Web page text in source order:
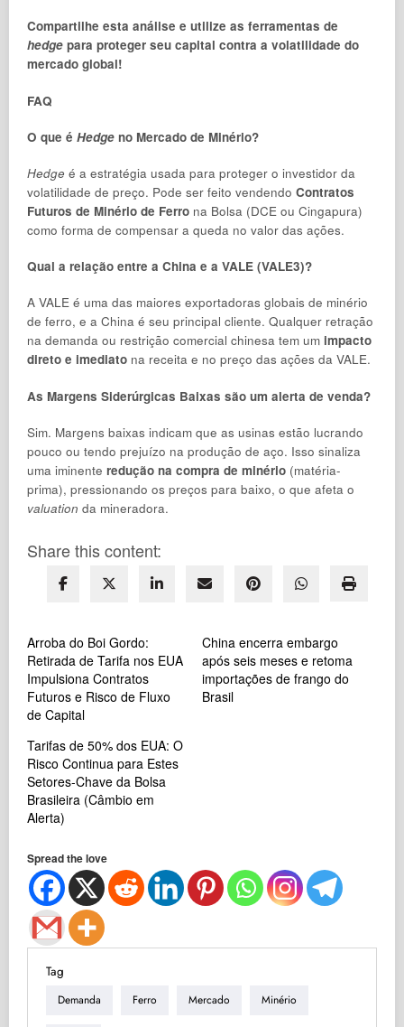
Compartilhe esta análise e utilize as ferramentas de
hedge para proteger seu capital contra a volatilidade do
mercado global!
FAQ
O que é Hedge no Mercado de Minério?
Hedge é a estratégia usada para proteger o investidor da
volatilidade de preço. Pode ser feito vendendo Contratos
Futuros de Minério de Ferro na Bolsa (DCE ou Cingapura)
como forma de compensar a queda no valor das ações.
Qual a relação entre a China e a VALE (VALE3)?
A VALE é uma das maiores exportadoras globais de minério
de ferro, e a China é seu principal cliente. Qualquer retração
na demanda ou restrição comercial chinesa tem um impacto
direto e imediato na receita e no preço das ações da VALE.
As Margens Siderúrgicas Baixas são um alerta de venda?
Sim. Margens baixas indicam que as usinas estão lucrando
pouco ou tendo prejuízo na produção de aço. Isso sinaliza
uma iminente redução na compra de minério (matéria-
prima), pressionando os preços para baixo, o que afeta o
valuation da mineradora.
Share this content:
Arroba do Boi Gordo:
Retirada de Tarifa nos EUA
Impulsiona Contratos
Futuros e Risco de Fluxo
de Capital
China encerra embargo
após seis meses e retoma
importações de frango do
Brasil
Tarifas de 50% dos EUA: O
Risco Continua para Estes
Setores-Chave da Bolsa
Brasileira (Câmbio em
Alerta)
Spread the love
Tag
Demanda Ferro Mercado Minério